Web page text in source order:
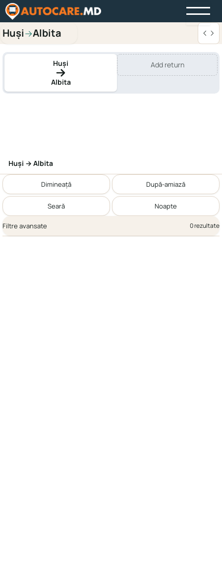
Huși→Albita
Huși
Albita
Add return
Huși → Albita
Dimineață După-amiază
Seară Noapte
Filtre avansate 0 rezultate